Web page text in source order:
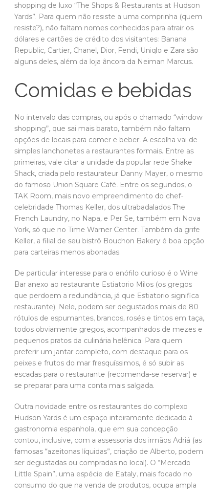
shopping de luxo “The Shops & Restaurants at Hudson
Yards”. Para quem não resiste a uma comprinha (quem
resiste?), não faltam nomes conhecidos para atrair os
dólares e cartões de crédito dos visitantes: Banana
Republic, Cartier, Chanel, Dior, Fendi, Uniqlo e Zara são
alguns deles, além da loja âncora da Neiman Marcus.
Comidas e bebidas
No intervalo das compras, ou após o chamado “window
shopping”, que sai mais barato, também não faltam
opções de locais para comer e beber. A escolha vai de
simples lanchonetes a restaurantes formais. Entre as
primeiras, vale citar a unidade da popular rede Shake
Shack, criada pelo restaurateur Danny Mayer, o mesmo
do famoso Union Square Café. Entre os segundos, o
TAK Room, mais novo empreendimento do chef-
celebridade Thomas Keller, dos ultrabadalados The
French Laundry, no Napa, e Per Se, também em Nova
York, só que no Time Warner Center. Também da grife
Keller, a filial de seu bistrô Bouchon Bakery é boa opção
para carteiras menos abonadas.
De particular interesse para o enófilo curioso é o Wine
Bar anexo ao restaurante Estiatorio Milos (os gregos
que perdoem a redundância, já que Estiatorio significa
restaurante). Nele, podem ser degustados mais de 80
rótulos de espumantes, brancos, rosés e tintos em taça,
todos obviamente gregos, acompanhados de mezes e
pequenos pratos da culinária helênica. Para quem
preferir um jantar completo, com destaque para os
peixes e frutos do mar fresquíssimos, é só subir as
escadas para o restaurante (recomenda-se reservar) e
se preparar para uma conta mais salgada.
Outra novidade entre os restaurantes do complexo
Hudson Yards é um espaço inteiramente dedicado à
gastronomia espanhola, que em sua concepção
contou, inclusive, com a assessoria dos irmãos Adriá (as
famosas “azeitonas líquidas”, criação de Alberto, podem
ser degustadas ou compradas no local). O “Mercado
Little Spain”, uma espécie de Eataly, mais focado no
consumo do que na venda de produtos, ocupa ampla